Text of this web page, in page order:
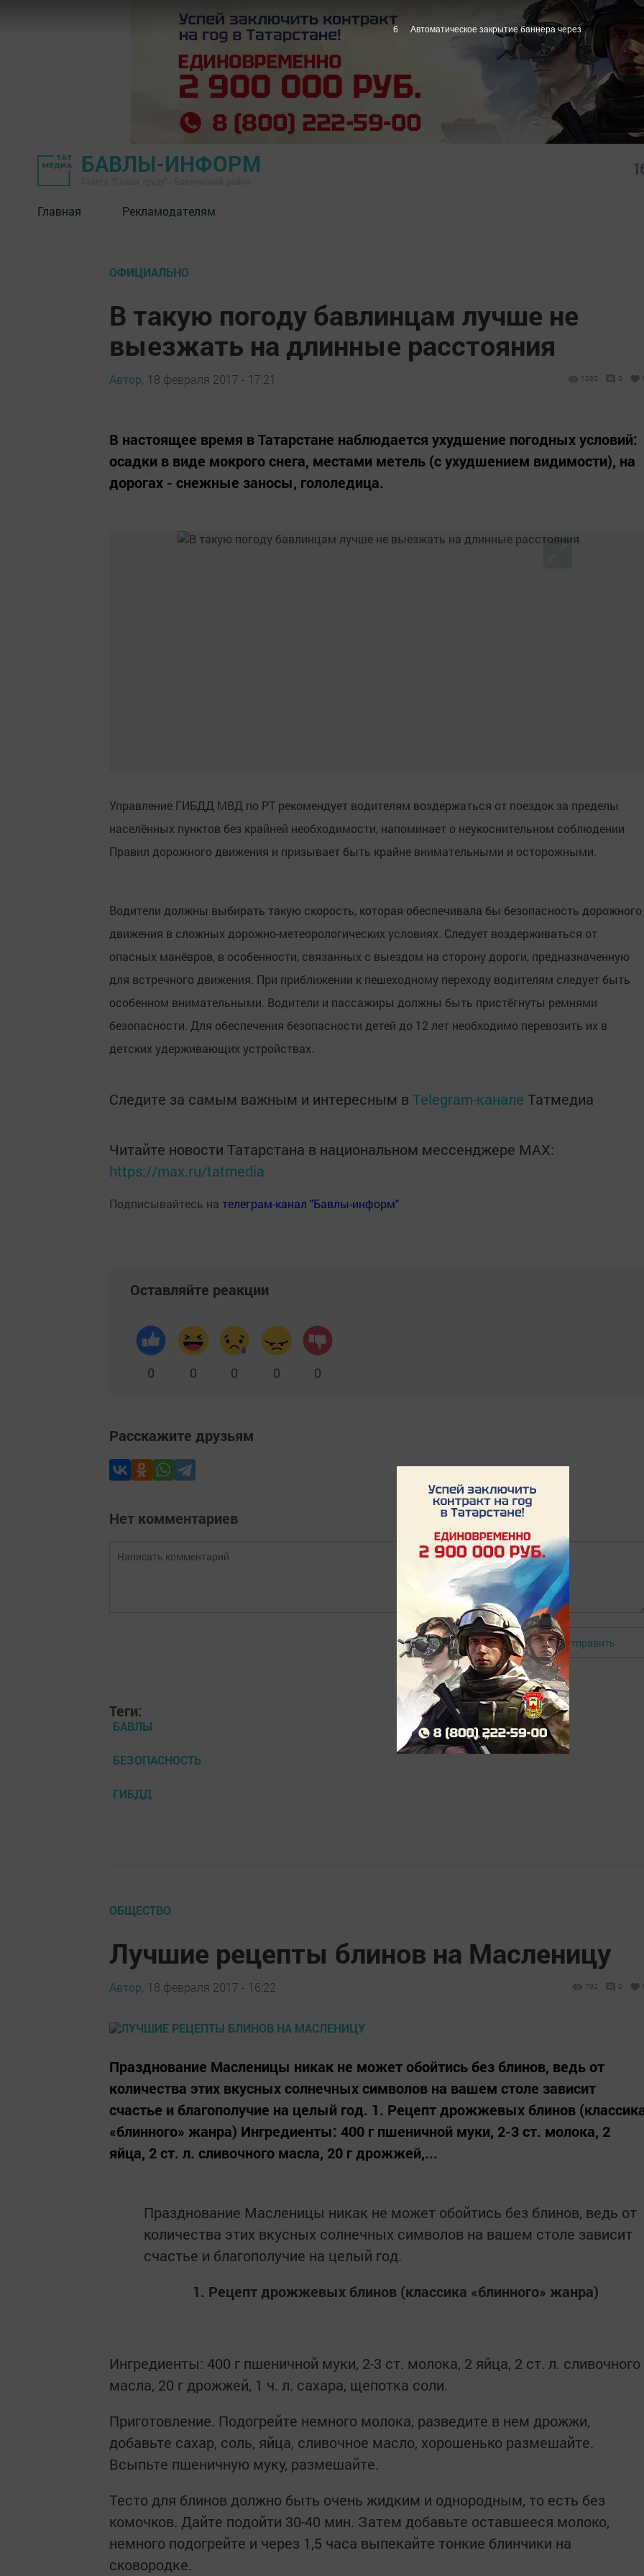
БАВЛЫ-ИНФОРМ
Главная Рекламодателям
ОФИЦИАЛЬНО
В такую погоду бавлинцам лучше не
выезжать на длинные расстояния
Автор, 18 февраля 2017 - 17:21 1030 0
В настоящее время в Татарстане наблюдается ухудшение погодных условий:
осадки в виде мокрого снега, местами метель (с ухудшением видимости), на
дорогах - снежные заносы, гололедица.
Управление ГИБДД МВД по РТ рекомендует водителям воздержаться от поездок за пределы
населённых пунктов без крайней необходимости, напоминает о неукоснительном соблюдении
Правил дорожного движения и призывает быть крайне внимательными и осторожными.
Водители должны выбирать такую скорость, которая обеспечивала бы безопасность дорожного
движения в сложных дорожно-метеорологических условиях. Следует воздерживаться от
опасных манёвров, в особенности, связанных с выездом на сторону дороги, предназначенную
для встречного движения. При приближении к пешеходному переходу водителям следует быть
особенном внимательными. Водители и пассажиры должны быть пристёгнуты ремнями
безопасности. Для обеспечения безопасности детей до 12 лет необходимо перевозить их в
детских удерживающих устройствах.
Следите за самым важным и интересным в Telegram-канале Татмедиа
Читайте новости Татарстана в национальном мессенджере MАХ:
https://max.ru/tatmedia
Подписывайтесь на телеграм-канал "Бавлы-информ"
Оставляйте реакции
0 0 0 0 0
Расскажите друзьям
Нет комментариев
Авторизоваться Отправить
Теги:
БАВЛЫ
БЕЗОПАСНОСТЬ
ГИБДД
ОБЩЕСТВО
Лучшие рецепты блинов на Масленицу
Автор, 18 февраля 2017 - 16:22 792 0
Празднование Масленицы никак не может обойтись без блинов, ведь от
количества этих вкусных солнечных символов на вашем столе зависит
счастье и благополучие на целый год. 1. Рецепт дрожжевых блинов
«блинного» жанра) Ингредиенты: 400 г пшеничной муки, 2-3 ст. молока, 2
яйца, 2 ст. л. сливочного масла, 20 г дрожжей,...
Празднование Масленицы никак не может обойтись без блинов, ведь от
количества этих вкусных солнечных символов на вашем столе зависит
счастье и благополучие на целый год.
1. Рецепт дрожжевых блинов (классика «блинного» жанра)
Ингредиенты: 400 г пшеничной муки, 2-3 ст. молока, 2 яйца, 2 ст. л. сливочного
масла, 20 г дрожжей, 1 ч. л. сахара, щепотка соли.
Приготовление. Подогрейте немного молока, разведите в нем дрожжи,
добавьте сахар, соль, яйца, сливочное масло, хорошенько размешайте.
Всыпьте пшеничную муку, размешайте.
Тесто для блинов должно быть очень жидким и однородным, то есть без
комочков. Дайте подойти 30-40 мин. Затем добавьте оставшееся молоко,
немного подогрейте и через 1,5 часа выпекайте тонкие блинчики на
сковородке.
5 Автоматическое закрытие баннера через